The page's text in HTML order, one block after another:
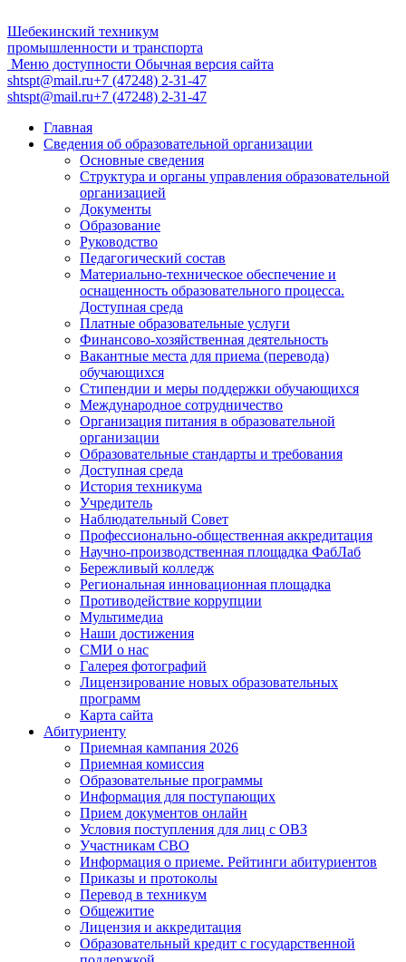
Шебекинский техникум
промышленности и транспорта
Меню доступности Обычная версия сайта
shtspt@mail.ru+7 (47248) 2-31-47
shtspt@mail.ru+7 (47248) 2-31-47
Главная
Сведения об образовательной организации
Основные сведения
Структура и органы управления образовательной
организацией
Документы
Образование
Руководство
Педагогический состав
Материально-техническое обеспечение и
оснащенность образовательного процесса.
Доступная среда
Платные образовательные услуги
Финансово-хозяйственная деятельность
Вакантные места для приема (перевода)
обучающихся
Стипендии и меры поддержки обучающихся
Международное сотрудничество
Организация питания в образовательной
организации
Образовательные стандарты и требования
Доступная среда
История техникума
Учредитель
Наблюдательный Совет
Профессионально-общественная аккредитация
Научно-производственная площадка ФабЛаб
Бережливый колледж
Региональная инновационная площадка
Противодействие коррупции
Мультимедиа
Наши достижения
СМИ о нас
Галерея фотографий
Лицензирование новых образовательных
программ
Карта сайта
Абитуриенту
Приемная кампания 2026
Приемная комиссия
Образовательные программы
Информация для поступающих
Прием документов онлайн
Условия поступления для лиц с ОВЗ
Участникам СВО
Информация о приеме. Рейтинги абитуриентов
Приказы и протоколы
Перевод в техникум
Общежитие
Лицензия и аккредитация
Образовательный кредит с государственной